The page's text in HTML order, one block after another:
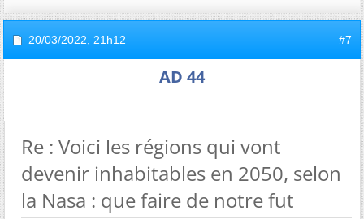
20/03/2022, 21h12 #7
AD 44
Re : Voici les régions qui vont
devenir inhabitables en 2050, selon
la Nasa : que faire de notre fut